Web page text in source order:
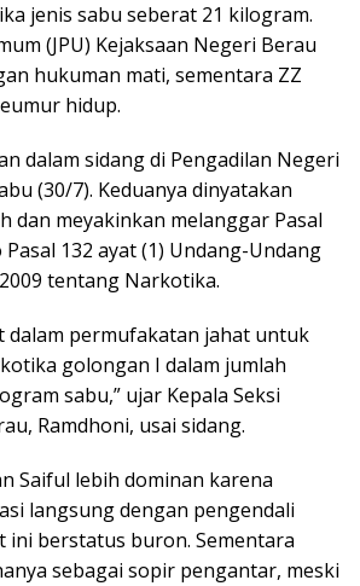
jenis sabu seberat 21 kilogram.
(JPU) Kejaksaan Negeri Berau
hukuman mati, sementara ZZ
hidup.
dalam sidang di Pengadilan Negeri
(30/7). Keduanya dinyatakan
dan meyakinkan melanggar Pasal
Pasal 132 ayat (1) Undang-Undang
tentang Narkotika.
dalam permufakatan jahat untuk
golongan I dalam jumlah
sabu,” ujar Kepala Seksi
Ramdhoni, usai sidang.
Saiful lebih dominan karena
langsung dengan pengendali
ini berstatus buron. Sementara
sebagai sopir pengantar, meski